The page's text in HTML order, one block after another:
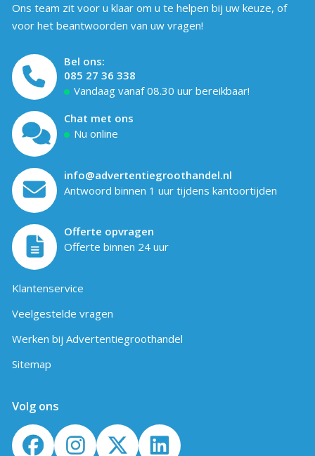
Ons team zit voor u klaar om u te helpen bij uw keuze, of
voor het beantwoorden van uw vragen!
Bel ons:
085 27 36 338
Vandaag vanaf 08.30 uur bereikbaar!
Chat met ons
Nu online
info@advertentiegroothandel.nl
Antwoord binnen 1 uur tijdens kantoortijden
Offerte opvragen
Offerte binnen 24 uur
Klantenservice
Veelgestelde vragen
Werken bij Advertentiegroothandel
Sitemap
Volg ons